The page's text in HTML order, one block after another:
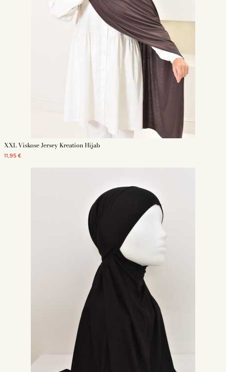
XXL Viskose Jersey Kreation Hijab
11,95 €